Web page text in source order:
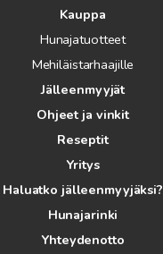
Kauppa
Hunajatuotteet
Mehiläistarhaajille
Jälleenmyyjät
Ohjeet ja vinkit
Reseptit
Yritys
Haluatko jälleenmyyjäksi?
Hunajarinki
Yhteydenotto